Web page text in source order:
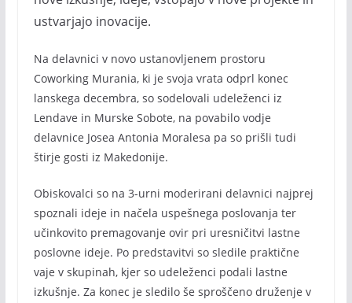
ustvarjajo inovacije.
Na delavnici v novo ustanovljenem prostoru
Coworking Murania, ki je svoja vrata odprl konec
lanskega decembra, so sodelovali udeleženci iz
Lendave in Murske Sobote, na povabilo vodje
delavnice Josea Antonia Moralesa pa so prišli tudi
štirje gosti iz Makedonije.
Obiskovalci so na 3-urni moderirani delavnici najprej
spoznali ideje in načela uspešnega poslovanja ter
učinkovito premagovanje ovir pri uresničitvi lastne
poslovne ideje. Po predstavitvi so sledile praktične
vaje v skupinah, kjer so udeleženci podali lastne
izkušnje. Za konec je sledilo še sproščeno druženje v